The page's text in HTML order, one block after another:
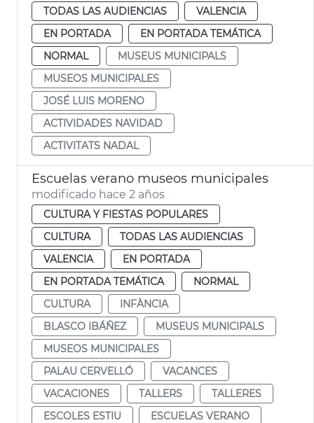
TODAS LAS AUDIENCIAS
VALENCIA
EN PORTADA
EN PORTADA TEMÁTICA
NORMAL
MUSEUS MUNICIPALS
MUSEOS MUNICIPALES
JOSÉ LUIS MORENO
ACTIVIDADES NAVIDAD
ACTIVITATS NADAL
Escuelas verano museos municipales
modificado hace 2 años
CULTURA Y FIESTAS POPULARES
CULTURA
TODAS LAS AUDIENCIAS
VALENCIA
EN PORTADA
EN PORTADA TEMÁTICA
NORMAL
CULTURA
INFÀNCIA
BLASCO IBÁÑEZ
MUSEUS MUNICIPALS
MUSEOS MUNICIPALES
PALAU CERVELLÓ
VACANCES
VACACIONES
TALLERS
TALLERES
ESCOLES ESTIU
ESCUELAS VERANO